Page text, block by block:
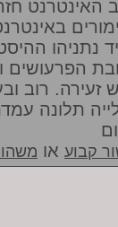
האינטרנט
נתניהו
הפרעושים
זעירה. רוב
קבוע או